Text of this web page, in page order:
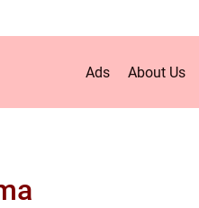
Ads About Us